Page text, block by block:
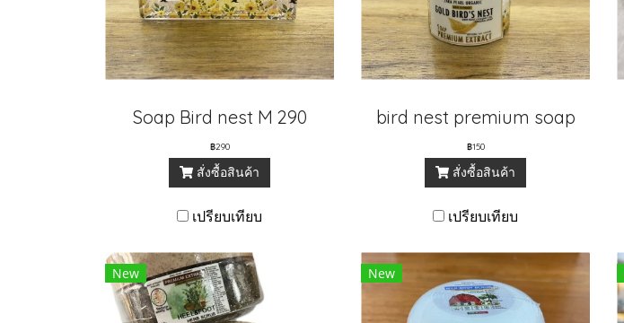
Soap Bird nest M 290
฿290
สั่งซื้อสินค้า
เปรียบเทียบ
ิbird nest premium soap
฿150
สั่งซื้อสินค้า
เปรียบเทียบ
New New